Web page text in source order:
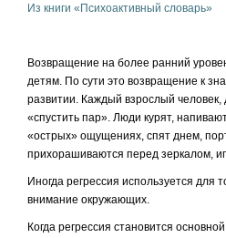
Из книги «Психоактивный словарь»
Возвращение на более ранний
детям. По сути это возвращение к
развитии. Каждый взрослый
«спустить пар». Люди курят,
«острых» ощущениях, спят днем,
прихорашиваются перед зеркалом,
Иногда регрессия используется для
внимание окружающих.
Когда регрессия становится